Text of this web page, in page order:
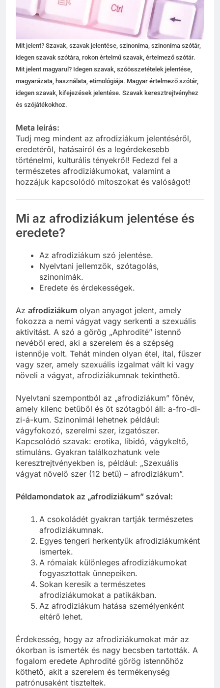
Mit jelent? Szavak, szavak jelentése, szinoníma, szinoníma szótár,
idegen szavak szótára, rokon értelmű szavak, értelmező szótár.
Mit jelent magyarul? Idegen szavak, szóösszetételek jelentése,
magyarázata, használata, etimológiája. Magyar értelmező szótár,
idegen szavak, kifejezések jelentése. Szavak keresztrejtvényhez
és szójátékokhoz.
Meta leírás:
Tudj meg mindent az afrodiziákum jelentéséről,
eredetéről, hatásairól és a legérdekesebb
történelmi, kulturális tényekről! Fedezd fel a
természetes afrodiziákumokat, valamint a
hozzájuk kapcsolódó mítoszokat és valóságot!
Mi az afrodiziákum jelentése és
eredete?
Az afrodiziákum szó jelentése.
Nyelvtani jellemzők, szótagolás,
szinonimák.
Eredete és érdekességek.
Az afrodiziákum olyan anyagot jelent, amely
fokozza a nemi vágyat vagy serkenti a szexuális
aktivitást. A szó a görög „Aphrodité” istennő
nevéből ered, aki a szerelem és a szépség
istennője volt. Tehát minden olyan étel, ital, fűszer
vagy szer, amely szexuális izgalmat vált ki vagy
növeli a vágyat, afrodiziákumnak tekinthető.
Nyelvtani szempontból az „afrodiziákum” főnév,
amely kilenc betűből és öt szótagból áll: a-fro-di-
zi-á-kum. Szinonimái lehetnek például:
vágyfokozó, szerelmi szer, izgatószer.
Kapcsolódó szavak: erotika, libidó, vágykeltő,
stimuláns. Gyakran találkozhatunk vele
keresztrejtvényekben is, például: „Szexuális
vágyat növelő szer (12 betű) – afrodiziákum”.
Példamondatok az „afrodiziákum” szóval:
A csokoládét gyakran tartják természetes
afrodiziákumnak.
Egyes tengeri herkentyűk afrodiziákumként
ismertek.
A rómaiak különleges afrodiziákumokat
fogyasztottak ünnepeiken.
Sokan keresik a természetes
afrodiziákumokat a patikákban.
Az afrodiziákum hatása személyenként
eltérő lehet.
Érdekesség, hogy az afrodiziákumokat már az
ókorban is ismerték és nagy becsben tartották. A
fogalom eredete Aphrodité görög istennőhöz
köthető, akit a szerelem és termékenység
patrónusaként tiszteltek.